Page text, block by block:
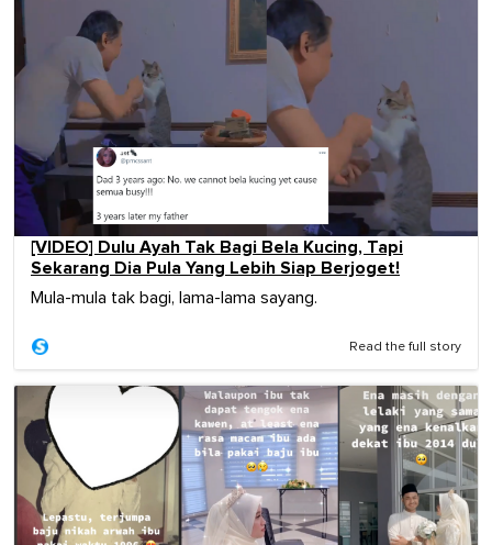
[VIDEO] Dulu Ayah Tak Bagi Bela Kucing, Tapi
Sekarang Dia Pula Yang Lebih Siap Berjoget!
Mula-mula tak bagi, lama-lama sayang.
Read the full story